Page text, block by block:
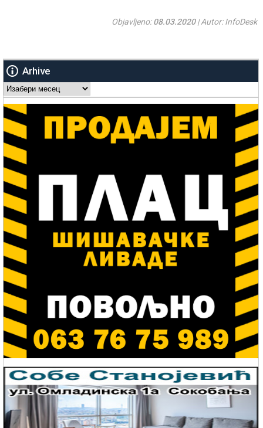
Objavljeno:08.03.2020| Autor: InfoDesk
Arhive
Arhive